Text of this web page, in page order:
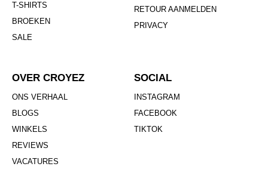
T-SHIRTS
BROEKEN
SALE
RETOUR AANMELDEN
PRIVACY
OVER CROYEZ
ONS VERHAAL
BLOGS
WINKELS
REVIEWS
VACATURES
SOCIAL
INSTAGRAM
FACEBOOK
TIKTOK